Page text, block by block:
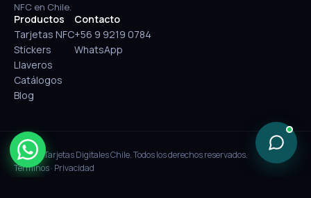
NFC en Chile.
Productos
Tarjetas NFC
Stickers
Llaveros
Catálogos
Blog
Contacto
+56 9 9219 0784
WhatsApp
© 2026 Tarjetas Digitales Chile. Todos los derechos reservados.
Términos· Privacidad